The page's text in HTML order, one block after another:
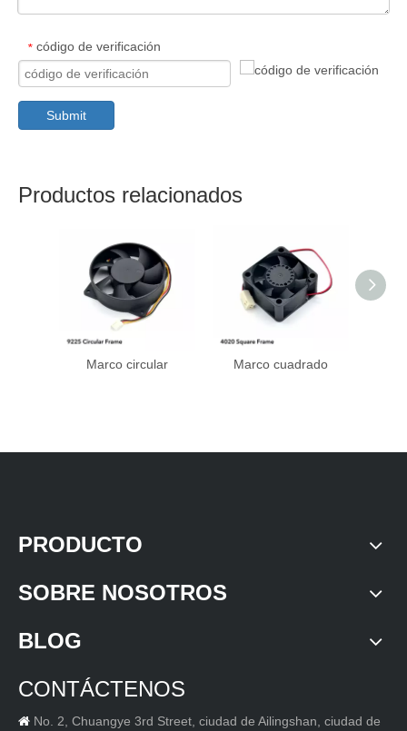
* código de verificación
Submit
Productos relacionados
Marco circular Marco cuadrado
PRODUCTO
SOBRE NOSOTROS
BLOG
CONTÁCTENOS
 No. 2, Chuangye 3rd Street, ciudad de Ailingshan, ciudad de